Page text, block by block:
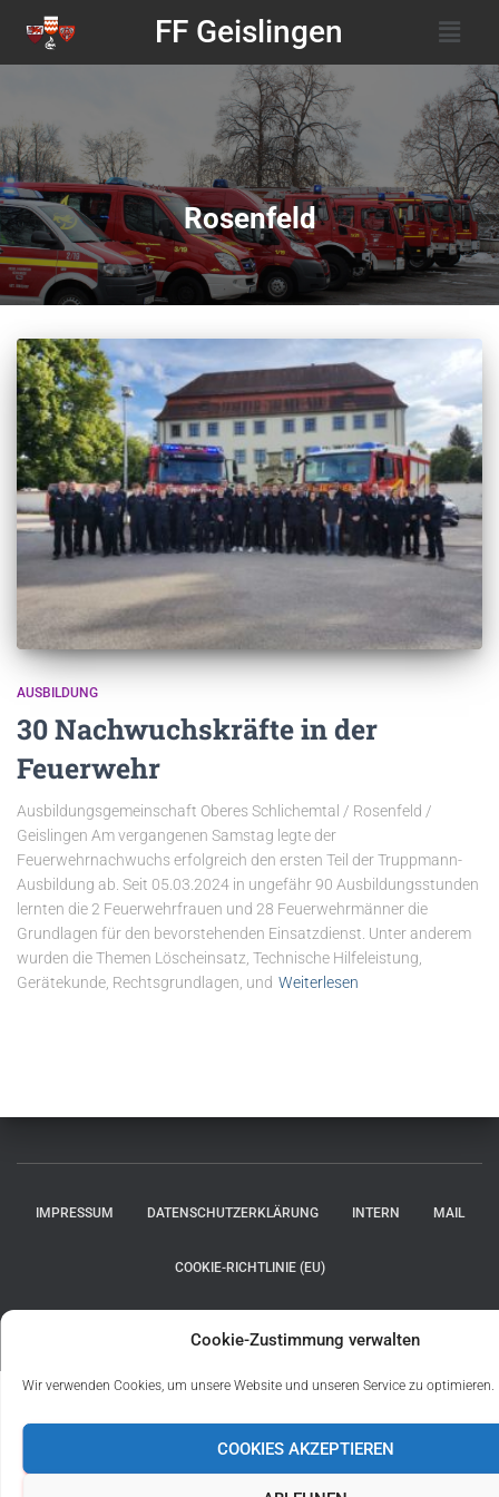
Cookie-Zustimmung verwalten
Wir verwenden Cookies, um unsere Website und unseren Service zu optimieren.
COOKIES AKZEPTIEREN
FF Geislingen
Rosenfeld
AUSBILDUNG
30 Nachwuchskräfte in der
Feuerwehr
Ausbildungsgemeinschaft Oberes Schlichemtal / Rosenfeld /
Geislingen Am vergangenen Samstag legte der
Feuerwehrnachwuchs erfolgreich den ersten Teil der Truppmann-
Ausbildung ab. Seit 05.03.2024 in ungefähr 90 Ausbildungsstunden
lernten die 2 Feuerwehrfrauen und 28 Feuerwehrmänner die
Grundlagen für den bevorstehenden Einsatzdienst. Unter anderem
wurden die Themen Löscheinsatz, Technische Hilfeleistung,
Gerätekunde, Rechtsgrundlagen, und Weiterlesen
IMPRESSUM DATENSCHUTZERKLÄRUNG INTERN MAIL
COOKIE-RICHTLINIE (EU)